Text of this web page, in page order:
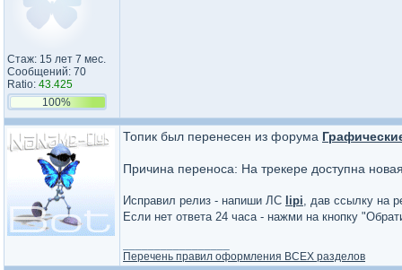
Стаж: 15 лет 7 мес.
Сообщений: 70
Ratio: 43.425
100%
Топик был перенесен из форума
Причина переноса: На трекере доступна
Исправил релиз - напиши ЛС lipi, дав ссылку на
Если нет ответа 24 часа - нажми на кнопку
Перечень правил оформления ВСЕХ разделов